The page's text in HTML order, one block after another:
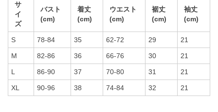
サ
イ
ズ
バスト
(cm)
着丈
(cm)
ウエスト
(cm)
裾丈
(cm)
袖丈
(cm)
S 78-84 35 62-72 29 21
M 82-86 36 66-76 30 21
L 86-90 37 70-80 31 21
XL 90-96 38 74-84 32 21